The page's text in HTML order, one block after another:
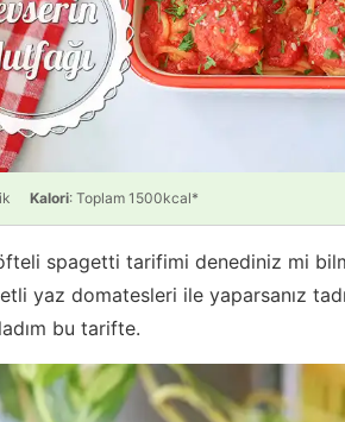
Kalori: Toplam 1500kcal*
spagetti tarifimi denediniz mi
yaz domatesleri ile yaparsanız
bu tarifte.